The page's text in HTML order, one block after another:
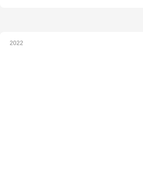
2022